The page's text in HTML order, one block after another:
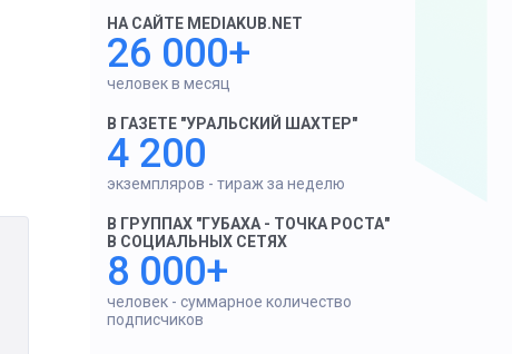
НА САЙТЕ MEDIAKUB.NET
26 000+
человек в месяц
В ГАЗЕТЕ "УРАЛЬСКИЙ ШАХТЕР"
4 200
экземпляров - тираж за неделю
В ГРУППАХ "ГУБАХА - ТОЧКА РОСТА"
В СОЦИАЛЬНЫХ СЕТЯХ
8 000+
человек - суммарное количество
подписчиков